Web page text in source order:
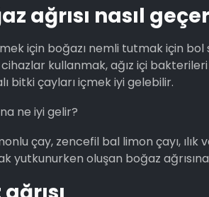
ağrısı nasıl
için boğazı nemli tutmak için bol
kullanmak, ağız içi
bitki çayları içmek iyi gelebilir.
ne iyi gelir?
çay, zencefil bal limon çayı, ılık
yutkunurken oluşan boğaz